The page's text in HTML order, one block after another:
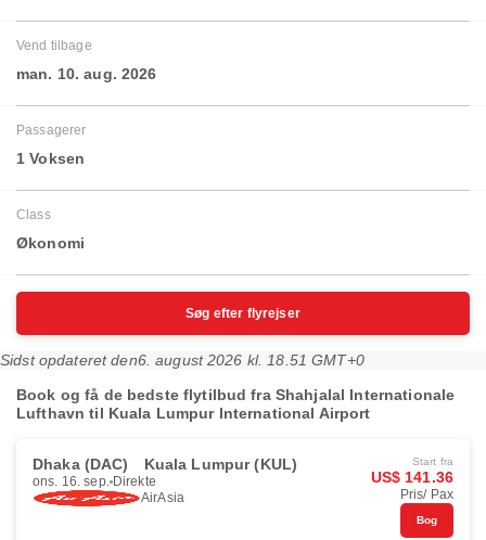
Vend tilbage
man. 10. aug. 2026
Passagerer
1 Voksen
Class
Økonomi
Søg efter flyrejser
Sidst opdateret den6. august 2026 kl. 18.51 GMT+0
Book og få de bedste flytilbud fra Shahjalal Internationale
Lufthavn til Kuala Lumpur International Airport
Dhaka (DAC) Kuala Lumpur (KUL)
ons. 16. sep. Direkte
AirAsia
Start fra
US$ 141.36
Pris/ Pax
Bog